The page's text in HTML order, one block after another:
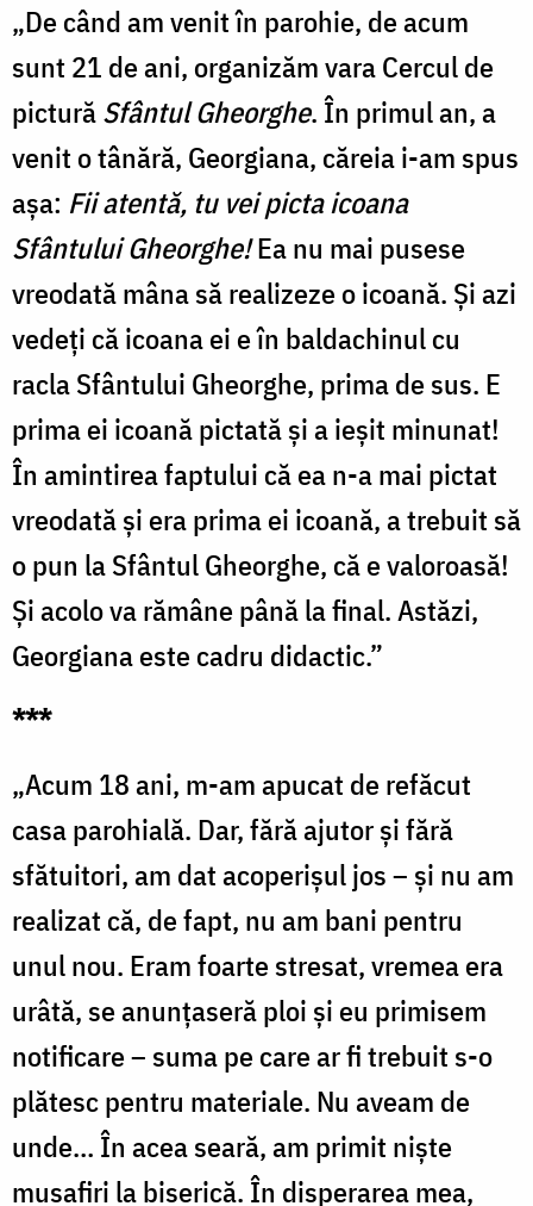
„De când am venit în parohie, de acum
sunt 21 de ani, organizăm vara Cercul de
picturăSfântul Gheorghe. În primul an, a
venit o tânără, Georgiana, căreia i-am spus
așa: Fii atentă, tu vei picta icoana
Sfântului Gheorghe!Ea nu mai pusese
vreodată mâna să realizeze o icoană. Și azi
vedeți că icoana ei e în baldachinul cu
racla Sfântului Gheorghe, prima de sus. E
prima ei icoană pictată și a ieșit minunat!
În amintirea faptului că ea n-a mai pictat
vreodată și era prima ei icoană, a trebuit să
o pun la Sfântul Gheorghe, că e valoroasă!
Și acolo va rămâne până la final. Astăzi,
Georgiana este cadru didactic.”
***
„Acum 18 ani, m-am apucat de refăcut
casa parohială. Dar, fără ajutor și fără
sfătuitori, am dat acoperișul jos – și nu am
realizat că, de fapt, nu am bani pentru
unul nou. Eram foarte stresat, vremea era
urâtă, se anunțaseră ploi și eu primisem
notificare – suma pe care ar fi trebuit s-o
plătesc pentru materiale. Nu aveam de
unde… În acea seară, am primit niște
musafiri la biserică. În disperarea mea,